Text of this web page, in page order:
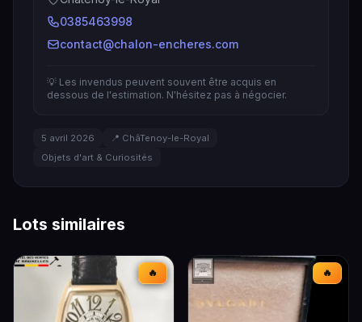
0385463998
contact@chalon-encheres.com
💡 Les invendus peuvent souvent être acquis en
dessous de l'estimation. N'hésitez pas à négocier.
5 avril 2026
📍 ChâTenoy-le-Royal
Objets d'art & Curiosités
Lots similaires
🔥 🔥